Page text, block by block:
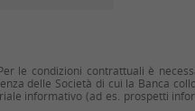
le condizioni contrattuali è
delle Società di cui la Banca
informativo (ad es. prospetti